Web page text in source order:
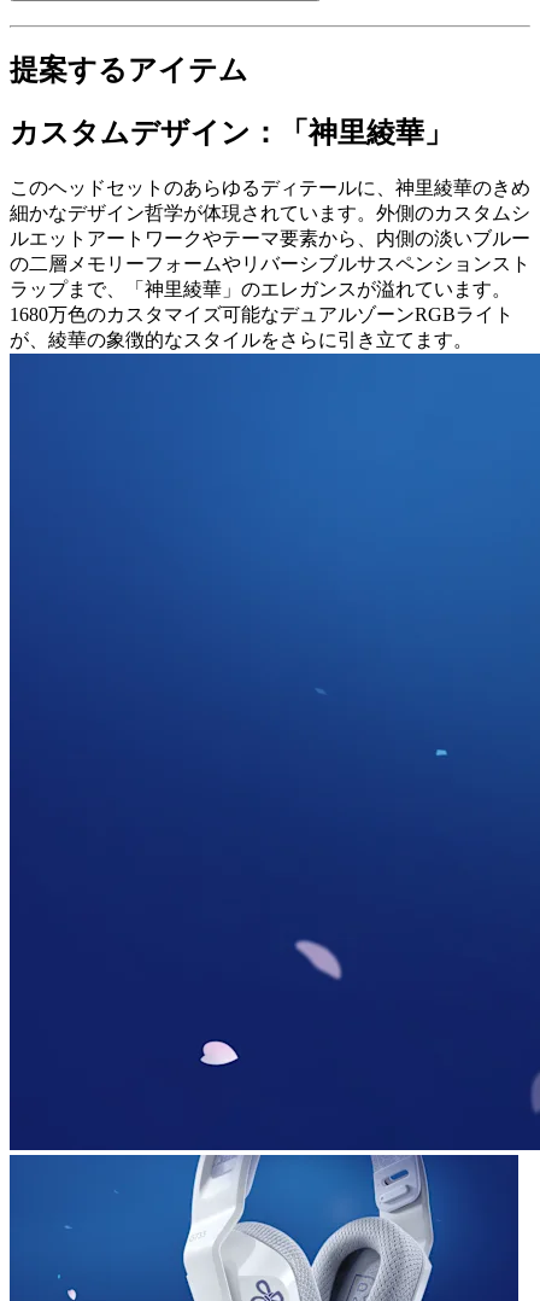
提案するアイテム
カスタムデザイン：「神里綾華」
このヘッドセットのあらゆるディテールに、神里綾華のきめ
細かなデザイン哲学が体現されています。外側のカスタムシ
ルエットアートワークやテーマ要素から、内側の淡いブルー
の二層メモリーフォームやリバーシブルサスペンションスト
ラップまで、「神里綾華」のエレガンスが溢れています。
1680万色のカスタマイズ可能なデュアルゾーンRGBライト
が、綾華の象徴的なスタイルをさらに引き立てます。